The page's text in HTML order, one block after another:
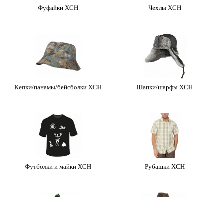
Фуфайки ХСН Чехлы ХСН
Кепки/панамы/бейсболки ХСН Шапки/шарфы ХСН
Футболки и майки ХСН Рубашки ХСН